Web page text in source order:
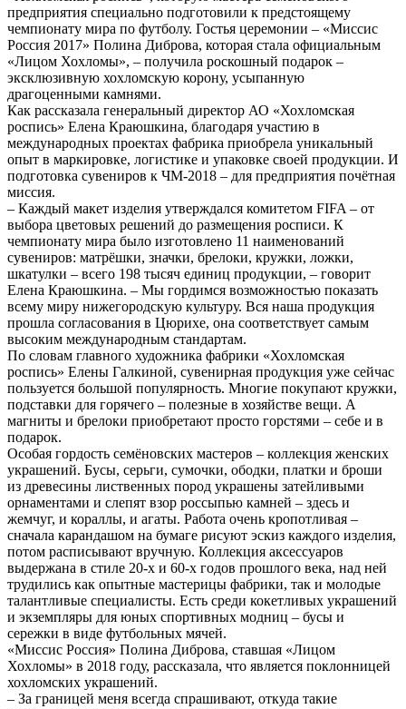
предприятия специально подготовили к предстоящему
чемпионату мира по футболу. Гостья церемонии – «Миссис
Россия 2017» Полина Диброва, которая стала официальным
«Лицом Хохломы», – получила роскошный подарок –
эксклюзивную хохломскую корону, усыпанную
драгоценными камнями.
Как рассказала генеральный директор АО «Хохломская
роспись» Елена Краюшкина, благодаря участию в
международных проектах фабрика приобрела уникальный
опыт в маркировке, логистике и упаковке своей продукции. И
подготовка сувениров к ЧМ-2018 – для предприятия почётная
миссия.
– Каждый макет изделия утверждался комитетом FIFA – от
выбора цветовых решений до размещения росписи. К
чемпионату мира было изготовлено 11 наименований
сувениров: матрёшки, значки, брелоки, кружки, ложки,
шкатулки – всего 198 тысяч единиц продукции, – говорит
Елена Краюшкина. – Мы гордимся возможностью показать
всему миру нижегородскую культуру. Вся наша продукция
прошла согласования в Цюрихе, она соответствует самым
высоким международным стандартам.
По словам главного художника фабрики «Хохломская
роспись» Елены Галкиной, сувенирная продукция уже сейчас
пользуется большой популярность. Многие покупают кружки,
подставки для горячего – полезные в хозяйстве вещи. А
магниты и брелоки приобретают просто горстями – себе и в
подарок.
Особая гордость семёновских мастеров – коллекция женских
украшений. Бусы, серьги, сумочки, ободки, платки и броши
из древесины лиственных пород украшены затейливыми
орнаментами и слепят взор россыпью камней – здесь и
жемчуг, и кораллы, и агаты. Работа очень кропотливая –
сначала карандашом на бумаге рисуют эскиз каждого изделия,
потом расписывают вручную. Коллекция аксессуаров
выдержана в стиле 20-х и 60-х годов прошлого века, над ней
трудились как опытные мастерицы фабрики, так и молодые
талантливые специалисты. Есть среди кокетливых украшений
и экземпляры для юных спортивных модниц – бусы и
сережки в виде футбольных мячей.
«Миссис Россия» Полина Диброва, ставшая «Лицом
Хохломы» в 2018 году, рассказала, что является поклонницей
хохломских украшений.
– За границей меня всегда спрашивают, откуда такие